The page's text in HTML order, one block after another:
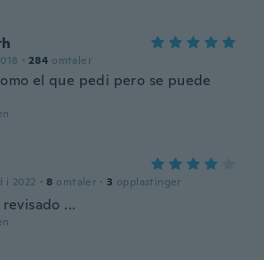
· 284 omtaler
el que pedi pero se puede
i 2022 · 8 omtaler · 3 opplastinger
...